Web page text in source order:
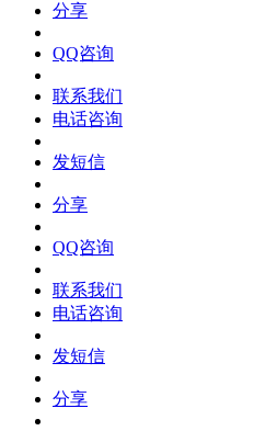
分享
QQ咨询
联系我们
电话咨询
发短信
分享
QQ咨询
联系我们
电话咨询
发短信
分享